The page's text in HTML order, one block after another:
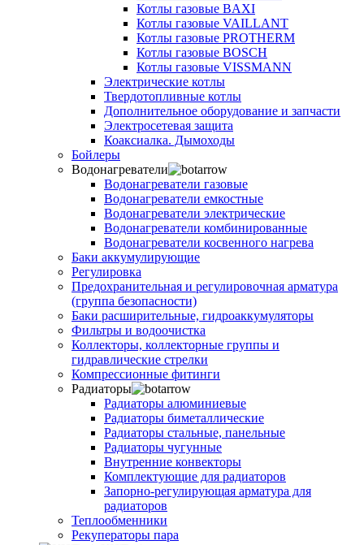
Котлы газовые BAXI
Котлы газовые VAILLANT
Котлы газовые PROTHERM
Котлы газовые BOSCH
Котлы газовые VISSMANN
Электрические котлы
Твердотопливные котлы
Дополнительное оборудование и запчасти
Электросетевая защита
Коаксиалка. Дымоходы
Бойлеры
Водонагреватели
Водонагреватели газовые
Водонагреватели емкостные
Водонагреватели электрические
Водонагреватели комбинированные
Водонагреватели косвенного нагрева
Баки аккумулирующие
Регулировка
Предохранительная и регулировочная арматура
(группа безопасности)
Баки расширительные, гидроаккумуляторы
Фильтры и водоочистка
Коллекторы, коллекторные группы и
гидравлические стрелки
Компрессионные фитинги
Радиаторы
Радиаторы алюминиевые
Радиаторы биметаллические
Радиаторы стальные, панельные
Радиаторы чугунные
Внутренние конвекторы
Комплектующие для радиаторов
Запорно-регулирующая арматура для
радиаторов
Теплообменники
Рекуператоры пара